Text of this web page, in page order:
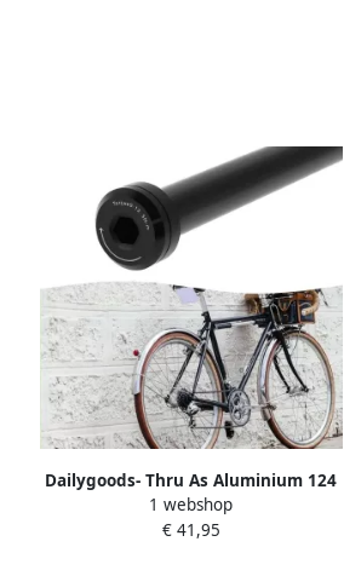
Dailygoods- Thru As Aluminium 124
mm Steekas Vervangend Onderdeel
Compatibel met M12x1 0 mm Ideaal
1 webshop
€ 41,95